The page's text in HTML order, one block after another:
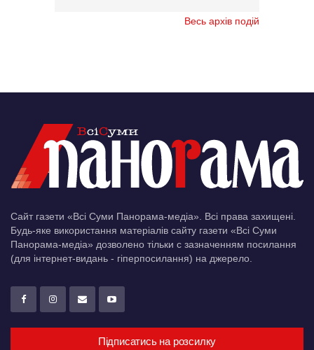
Весь архів подій
Сайт газети «Всі Суми Панорама-медіа». Всі права захищені.
Будь-яке використання матеріалів сайту газети «Всі Суми
Панорама-медіа» дозволено тільки c зазначенням посилання
(для інтернет-видань - гіперпосилання) на джерело.
Підписатись на розсилку